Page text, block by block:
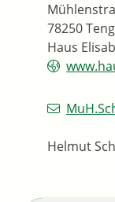
Haus
78250
Helmut